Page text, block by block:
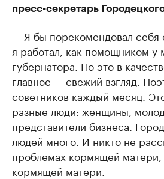
пресс-секретарь
— Я бы порекомендовал себя
я работал, как помощником у
губернатора. Но это в
главное — свежий взгляд.
советников каждый месяц.
разные люди: женщины,
представители бизнеса.
людей много. И никто не
проблемах кормящей
кормящей матери.